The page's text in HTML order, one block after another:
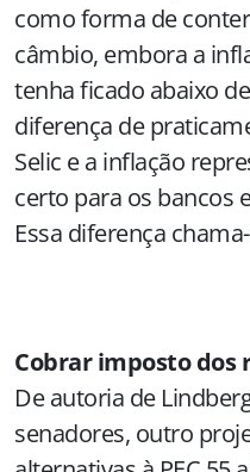
como forma de
câmbio, embora a
tenha ficado abaixo
diferença de
Selic e a inflação
certo para os bancos
Essa diferença
Cobrar imposto dos
De autoria de
senadores, outro